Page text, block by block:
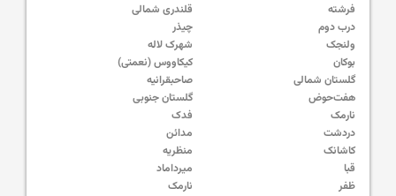
فرشته
قلندری شمالی
درب دوم
چیذر
ولنجک
شهرک لاله
بوکان
کیکاووس (نعمتی)
گلستان شمالی
صاحبقرانیه
هفت‌حوض
گلستان جنوبی
نارمک
فدک
دردشت
مدائن
کاشانک
منظریه
قبا
میرداماد
ظفر
نارمک